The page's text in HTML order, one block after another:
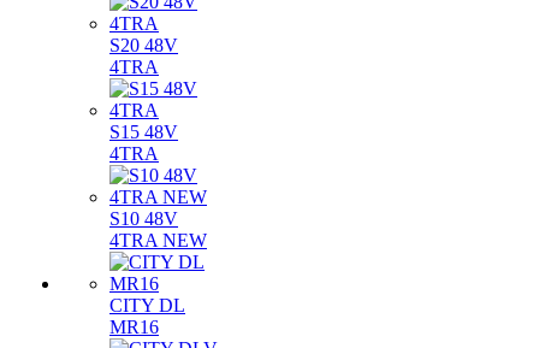
S20 48V
4TRA
S15 48V
4TRA
S10 48V
4TRA NEW
CITY DL
MR16